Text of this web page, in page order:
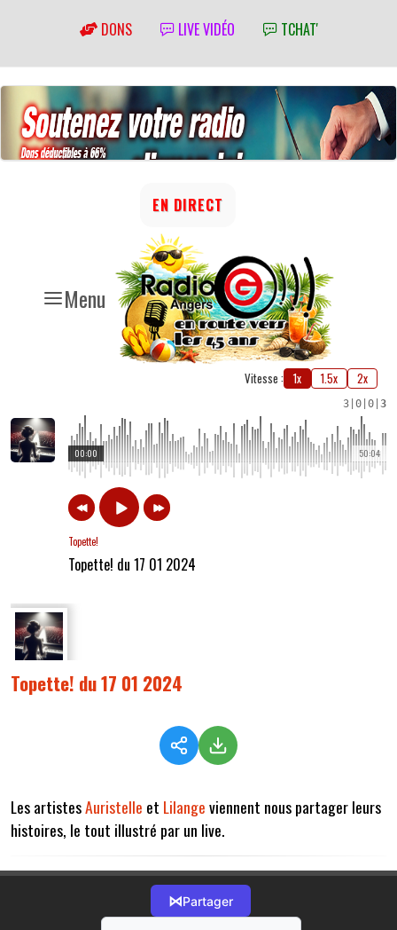
DONS LIVE VIDÉO TCHAT'
Menu
EN DIRECT
Vitesse : 1x 1.5x 2x
3 0 0 3
50:04
00:00
Topette!
Topette! du 17 01 2024
Topette! du 17 01 2024
Les artistesAuristelle et Lilangeviennent nous partager leurs
histoires, le tout illustré par un live.
⋈Partager